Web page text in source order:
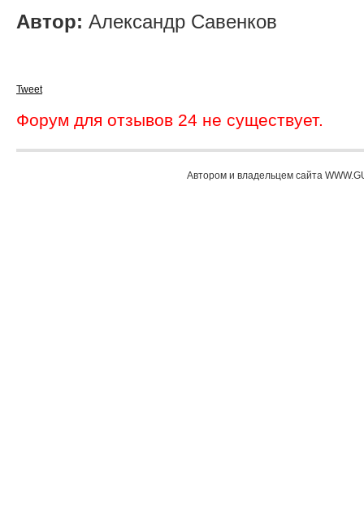
Автор: Александр Савенков
Tweet
Форум для отзывов 24 не существует.
Автором и владельцем сайта